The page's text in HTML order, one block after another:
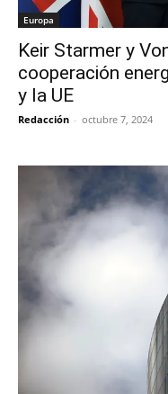
Europa
Keir Starmer y
cooperación
y la UE
Redacción - octubre 7, 2024